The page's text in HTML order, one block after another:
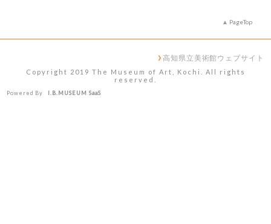
PageTop
高知県立美術館ウェブサイト
Copyright 2019 The Museum of Art, Kochi. All rights
reserved.
Powered By I.B.MUSEUM SaaS